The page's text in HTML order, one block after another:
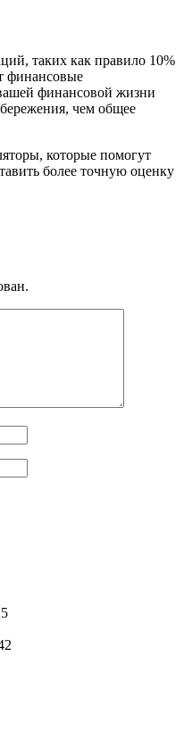
таких как правило 10%
финансовые
финансовой жизни
чем общее
которые помогут
более точную оценку